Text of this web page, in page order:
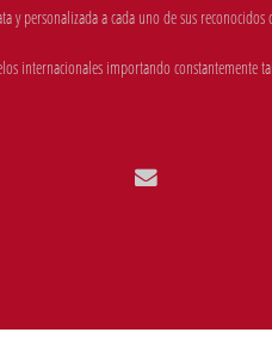
y personalizada a cada uno de sus
internacionales importando constantemente